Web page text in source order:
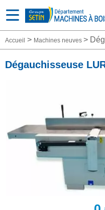
Accueil > Machines neuves >
Dégauchisseuse